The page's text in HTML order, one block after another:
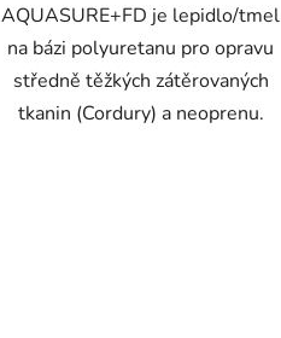
AQUASURE+FD je lepidlo/tmel
na bázi polyuretanu pro opravu
středně těžkých zátěrovaných
tkanin (Cordury) a neoprenu.